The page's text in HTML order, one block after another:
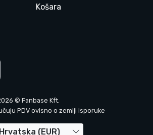
Košara
© Fanbase Kft.
PDV ovisno o zemlji isporuke
Hrvatska (EUR)